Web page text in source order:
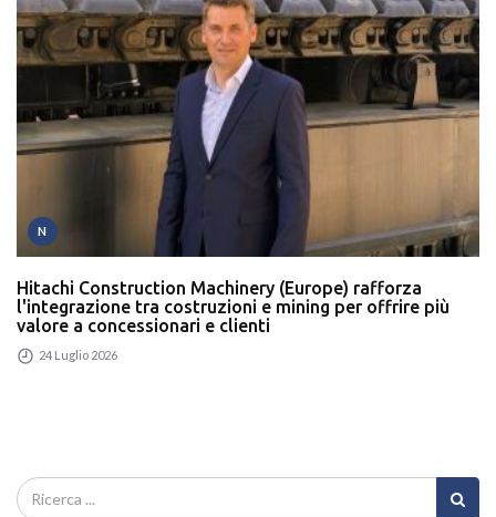
N
Hitachi Construction Machinery (Europe) rafforza
l'integrazione tra costruzioni e mining per offrire più
valore a concessionari e clienti
24 Luglio 2026